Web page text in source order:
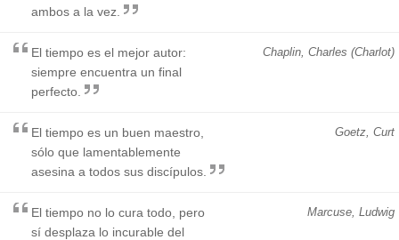
ambos a la vez.
Chaplin, Charles (Charlot)
El tiempo es el mejor autor:
siempre encuentra un final
perfecto.
Goetz, Curt
El tiempo es un buen maestro,
sólo que lamentablemente
asesina a todos sus discípulos.
Marcuse, Ludwig
El tiempo no lo cura todo, pero
sí desplaza lo incurable del